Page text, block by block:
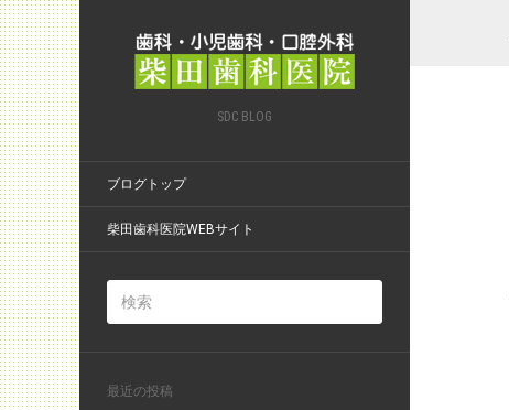
SDC BLOG
ブログトップ
柴田歯科医院WEBサイト
最近の投稿